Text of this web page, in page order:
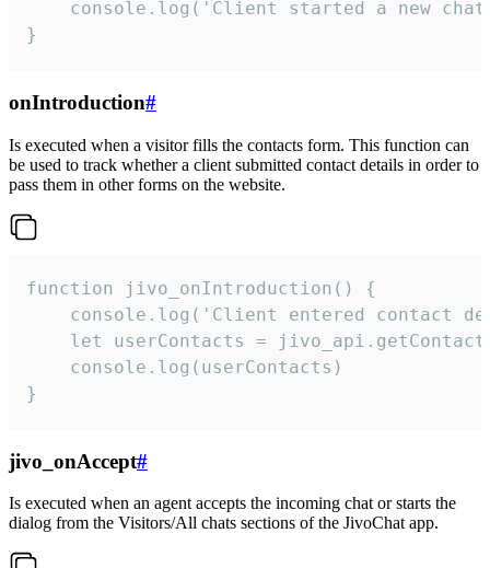
console.log('Client started a new
}
onIntroduction#
Is executed when a visitor fills the contacts form. This function can
be used to track whether a client submitted contact details in order to
pass them in other forms on the website.
function jivo_onIntroduction() {
console.log('Client entered contact
let userContacts =
    console.log(userContacts)
}
jivo_onAccept#
Is executed when an agent accepts the incoming chat or starts the
dialog from the Visitors/All chats sections of the JivoChat app.